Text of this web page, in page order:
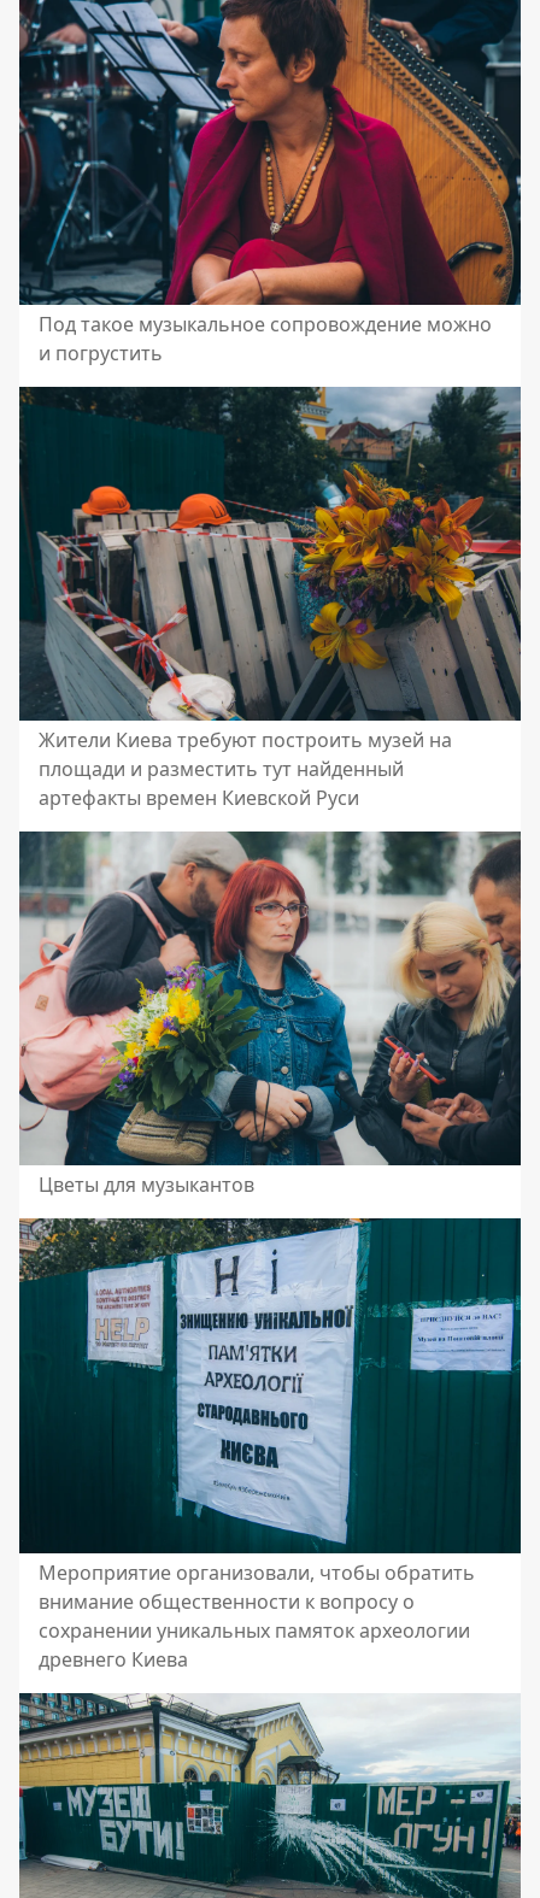
Под такое музыкальное сопровождение можно
и погрустить
Жители Киева требуют построить музей на
площади и разместить тут найденный
артефакты времен Киевской Руси
Цветы для музыкантов
Мероприятие организовали, чтобы обратить
внимание общественности к вопросу о
сохранении уникальных памяток археологии
древнего Киева